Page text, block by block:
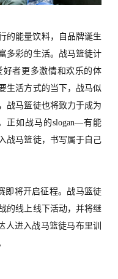
的能量饮料，自品牌诞生
多彩的生活。战马篮徒计
者更多激情和欢乐的体
生活方式的当下，战马似
战马篮徒也将致力于成为
正如战马的slogan—有能
战马篮徒，书写属于自己
即将开启征程。战马篮徒
的线上线下活动，并将继
进入战马篮徒马布里训